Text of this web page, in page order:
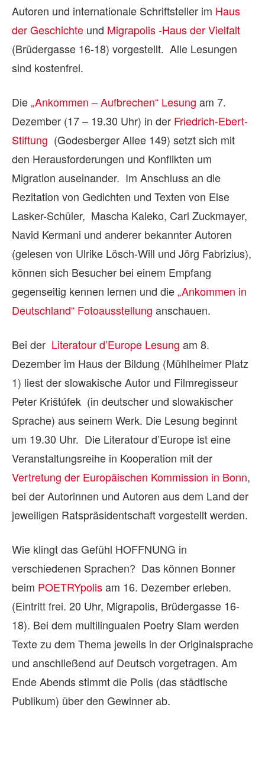
Autoren und internationale Schriftsteller im Haus
der Geschichte und Migrapolis -Haus der Vielfalt
(Brüdergasse 16-18) vorgestellt. Alle Lesungen
sind kostenfrei.
Die„Ankommen – Aufbrechen“ Lesung am 7.
Dezember (17 – 19.30 Uhr) in der Friedrich-Ebert-
Stiftung (Godesberger Allee 149) setzt sich mit
den Herausforderungen und Konflikten um
Migration auseinander. Im Anschluss an die
Rezitation von Gedichten und Texten von Else
Lasker-Schüler, Mascha Kaleko, Carl Zuckmayer,
Navid Kermani und anderer bekannter Autoren
(gelesen von Ulrike Lösch-Will und Jörg Fabrizius),
können sich Besucher bei einem Empfang
gegenseitig kennen lernen und die„Ankommen in
Deutschland“ Fotoausstellung anschauen.
Bei der Literatour d’Europe Lesung am 8.
Dezember im Haus der Bildung (Mühlheimer Platz
1) liest der slowakische Autor und Filmregisseur
Peter Krištúfek (in deutscher und slowakischer
Sprache) aus seinem Werk. Die Lesung beginnt
um 19.30 Uhr. Die Literatour d’Europe ist eine
Veranstaltungsreihe in Kooperation mit der
Vertretung der Europäischen Kommission in Bonn,
bei der Autorinnen und Autoren aus dem Land der
jeweiligen Ratspräsidentschaft vorgestellt werden.
Wie klingt das Gefühl HOFFNUNG in
verschiedenen Sprachen? Das können Bonner
beim POETRYpolisam 16. Dezember erleben.
(Eintritt frei. 20 Uhr, Migrapolis, Brüdergasse 16-
18). Bei dem multilingualen Poetry Slam werden
Texte zu dem Thema jeweils in der Originalsprache
und anschließend auf Deutsch vorgetragen. Am
Ende Abends stimmt die Polis (das städtische
Publikum) über den Gewinner ab.